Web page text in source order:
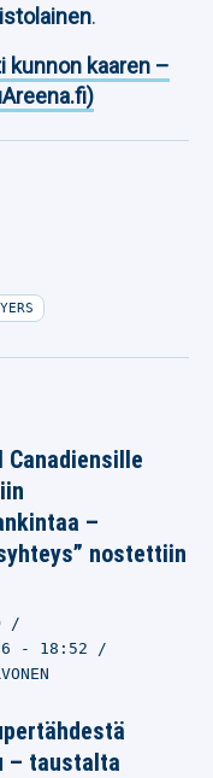
.
kunnon kaaren –
Canadiensille
–
nostettiin
- 18:52
– taustalta